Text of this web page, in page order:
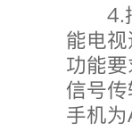
4.播
能电
功能
信号
手机